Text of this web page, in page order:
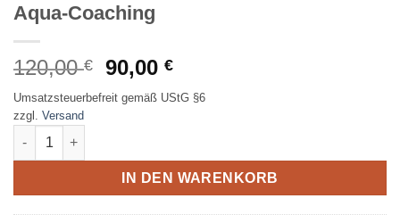
Aqua-Coaching
120,00€
Original
price
was:
90,00€Current
price
is:
Umsatzsteuerbefreit gemäß UStG §6
zzgl. Versand
Aqua-Coaching quantity
IN DEN WARENKORB